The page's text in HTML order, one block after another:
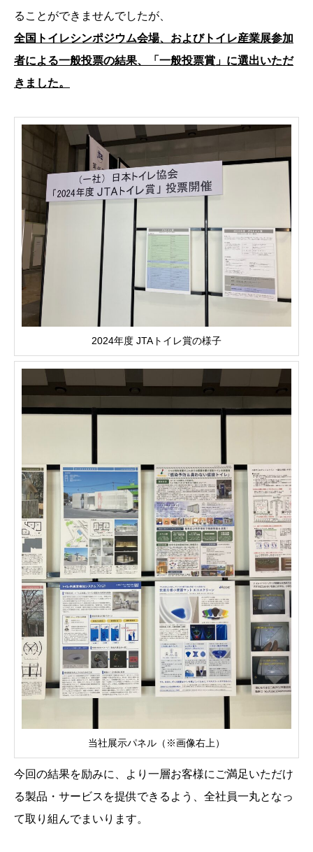
ることができませんでしたが、
全国トイレシンポジウム会場、およびトイレ産業展参加
者による一般投票の結果、「一般投票賞」に選出いただ
きました。
2024年度 JTAトイレ賞の様子
当社展示パネル（※画像右上）
今回の結果を励みに、より一層お客様にご満足いただけ
る製品・サービスを提供できるよう、全社員一丸となっ
て取り組んでまいります。